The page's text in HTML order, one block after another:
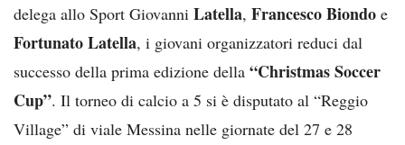
delega allo Sport Giovanni Latella, Francesco Biondo e
Fortunato Latella, i giovani organizzatori reduci dal
successo della prima edizione della “Christmas Soccer
Cup”. Il torneo di calcio a 5 si è disputato al “Reggio
Village” di viale Messina nelle giornate del 27 e 28